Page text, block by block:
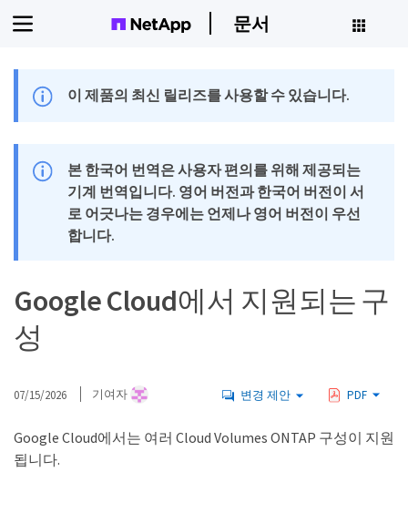
문서
이 제품의 최신 릴리즈를 사용할 수 있습니다.
본 한국어 번역은 사용자 편의를 위해 제공되는
기계 번역입니다. 영어 버전과 한국어 버전이 서
로 어긋나는 경우에는 언제나 영어 버전이 우선
합니다.
Google Cloud에서 지원되는 구
성
07/15/2026 기여자 변경 제안 PDF
Google Cloud에서는 여러 Cloud Volumes ONTAP 구성이 지원
됩니다.